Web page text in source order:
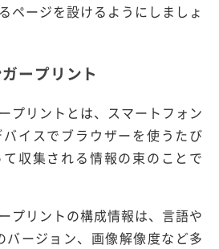
ページを設けるようにしましょ
ープリント
プリントとは、スマートフォン
イスでブラウザーを使うたび
収集される情報の束のことで
プリントの構成情報は、言語や
バージョン、画像解像度など多